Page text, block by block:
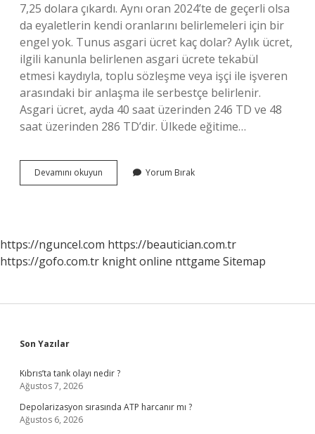
7,25 dolara çıkardı. Aynı oran 2024’te de geçerli olsa
da eyaletlerin kendi oranlarını belirlemeleri için bir
engel yok. Tunus asgari ücret kaç dolar? Aylık ücret,
ilgili kanunla belirlenen asgari ücrete tekabül
etmesi kaydıyla, toplu sözleşme veya işçi ile işveren
arasındaki bir anlaşma ile serbestçe belirlenir.
Asgari ücret, ayda 40 saat üzerinden 246 TD ve 48
saat üzerinden 286 TD’dir. Ülkede eğitime…
Devamını okuyun Vietnam
Asgari
Yorum Bırak
https://nguncel.com https://beautician.com.tr
https://gofo.com.tr knight online nttgame Sitemap
Sidebar
Son Yazılar
Kıbrıs’ta tank olayı nedir ?
Ağustos 7, 2026
Depolarizasyon sırasında ATP harcanır mı ?
Ağustos 6, 2026